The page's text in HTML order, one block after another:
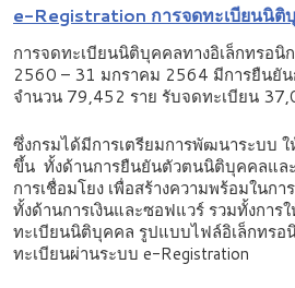
e-Registration การจดทะเบียนนิติ
การจดทะเบียนนิติบุคคลทางอิเล็กทรอ
2560 – 31 มกราคม 2564 มีการยืนยัน
จำนวน 79,452 ราย รับจดทะเบียน
ซึ่งกรมได้มีการเตรียมการพัฒนาระบบ
ขึ้น ทั้งด้านการยืนยันตัวตนนิติบุคคลและ
การเชื่อมโยง เพื่อสร้างความพร้อมในก
ทั้งด้านการเงินและซอฟแวร์ รวมทั้งการใ
ทะเบียนนิติบุคคล รูปแบบไฟล์อิเล็กทร
ทะเบียนผ่านระบบ e-Registration